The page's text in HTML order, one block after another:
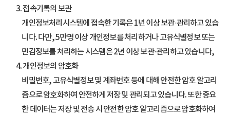
3. 접속기록의 보관
개인정보처리시스템에 접속한 기록은 1년 이상 보관·관리하고 있습
니다. 다만, 5만명 이상 개인정보를 처리하거나 고유식별정보 또는
민감정보를 처리하는 시스템은 2년 이상 보관·관리하고 있습니다,
4. 개인정보의 암호화
비밀번호, 고유식별정보 및 계좌번호 등에 대해 안전한 암호 알고리
즘으로 암호화하여 안전하게 저장 및 관리되고 있습니다. 또한 중요
한 데이터는 저장 및 전송 시 안전한 암호 알고리즘으로 암호화하여